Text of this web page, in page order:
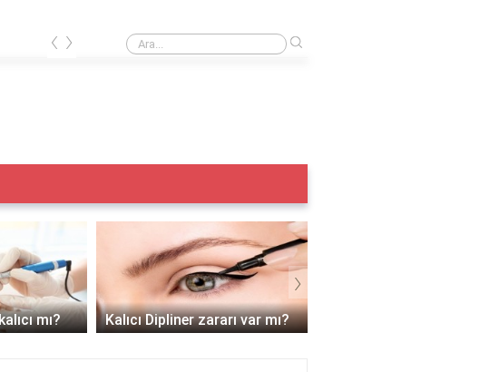
Ağda yaptıktan sonra yüz yıkanır mı?
‹ ›
mı? Kalıcı Dipliner zararı var mı?
›